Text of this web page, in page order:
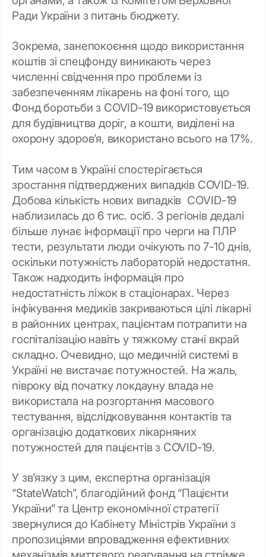
Ради України з питань бюджету.
Зокрема, занепокоєння щодо використання
коштів зі спецфонду виникають через
численні свідчення про проблеми із
забезпеченням лікарень на фоні того, що
Фонд боротьби з COVID-19 використовується
для будівництва доріг, а кошти, виділені на
охорону здоров’я, використано всього на 17%.
Тим часом в Україні спостерігається
зростання підтверджених випадків COVID-19.
Добова кількість нових випадків СОVID-19
наблизилась до 6 тис. осіб. З регіонів дедалі
більше лунає інформації про черги на ПЛР
тести, результати люди очікують по 7-10 днів,
оскільки потужність лабораторій недостатня.
Також надходить інформація про
недостатність ліжок в стаціонарах. Через
інфікування медиків закриваються цілі лікарні
в районних центрах, пацієнтам потрапити на
госпіталізацію навіть у тяжкому стані вкрай
складно. Очевидно, що медичній системі в
Україні не вистачає потужностей. На жаль,
півроку від початку локдауну влада не
використала на розгортання масового
тестування, відслідковування контактів та
організацію додаткових лікарняних
потужностей для пацієнтів з COVID-19.
У зв’язку з цим, експертна організація
“StateWatch”, благодійний фонд “Пацієнти
України” та Центр економічної стратегії
звернулися до Кабінету Міністрів України з
пропозиціями впровадження ефективних